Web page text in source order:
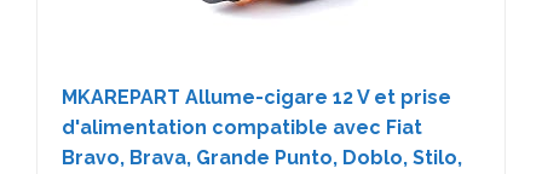
MKAREPART Allume-cigare 12 V et prise
d'alimentation compatible avec Fiat
Bravo, Brava, Grande Punto, Doblo, Stilo,